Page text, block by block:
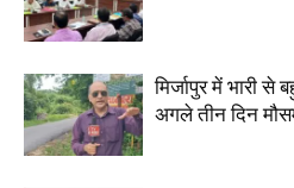
मिर्जापुर में भारी से
अगले तीन दिन